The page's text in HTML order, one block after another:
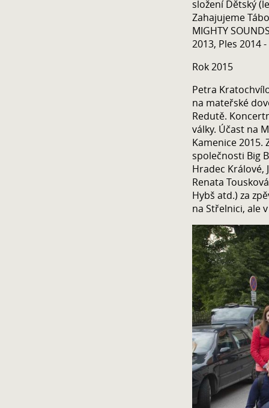
složení Dětský
Zahajujeme
MIGHTY
2013, Ples 2014
Rok 2015
Petra
na mateřské
Redutě.
války. Účast na
Kamenice 2015.
společnosti Big
Hradec Králové,
Renata
Hybš atd.) za
na Střelnici, ale